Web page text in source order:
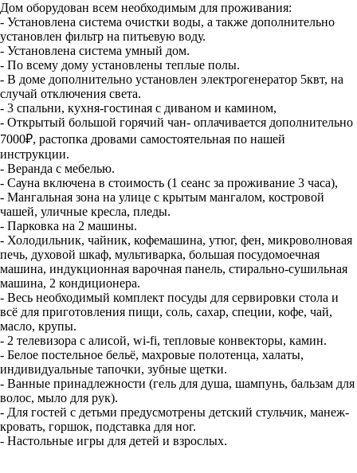
Дом оборудован всем необходимым для проживания:
- Установлена система очистки воды, а также дополнительно
установлен фильтр на питьевую воду.
- Установлена система умный дом.
- По всему дому установлены теплые полы.
- В доме дополнительно установлен электрогенератор 5квт, на
случай отключения света.
- 3 спальни, кухня-гостиная с диваном и камином,
- Открытый большой горячий чан- оплачивается дополнительно
7000₽, растопка дровами самостоятельная по нашей
инструкции.
- Веранда с мебелью.
- Сауна включена в стоимость (1 сеанс за проживание 3 часа),
- Мангальная зона на улице с крытым мангалом, костровой
чашей, уличные кресла, пледы.
- Парковка на 2 машины.
- Холодильник, чайник, кофемашина, утюг, фен, микроволновая
печь, духовой шкаф, мультиварка, большая посудомоечная
машина, индукционная варочная панель, стирально-сушильная
машина, 2 кондиционера.
- Весь необходимый комплект посуды для сервировки стола и
всё для приготовления пищи, соль, сахар, специи, кофе, чай,
масло, крупы.
- 2 телевизора с алисой, wi-fi, тепловые конвекторы, камин.
- Белое постельное бельё, махровые полотенца, халаты,
индивидуальные тапочки, зубные щетки.
- Ванные принадлежности (гель для душа, шампунь, бальзам для
волос, мыло для рук).
- Для гостей с детьми предусмотрены детский стульчик, манеж-
кровать, горшок, подставка для ног.
- Настольные игры для детей и взрослых.